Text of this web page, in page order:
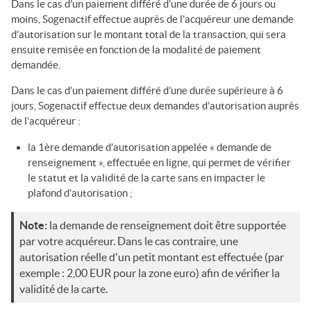
Dans le cas d’un paiement différé d’une durée de 6 jours ou
moins, Sogenactifeffectue auprès de l’acquéreur une demande
d’autorisation sur le montant total de la transaction, qui sera
ensuite remisée en fonction de la modalité de paiement
demandée.
Dans le cas d’un paiement différé d’une durée supérieure à 6
jours, Sogenactifeffectue deux demandes d’autorisation auprès
de l’acquéreur :
la 1ère demande d’autorisation appelée « demande de
renseignement », effectuée en ligne, qui permet de vérifier
le statut et la validité de la carte sans en impacter le
plafond d’autorisation ;
Note: la demande de renseignement doit être supportée
par votre acquéreur. Dans le cas contraire, une
autorisation réelle d'un petit montant est effectuée (par
exemple : 2,00 EUR pour la zone euro) afin de vérifier la
validité de la carte.